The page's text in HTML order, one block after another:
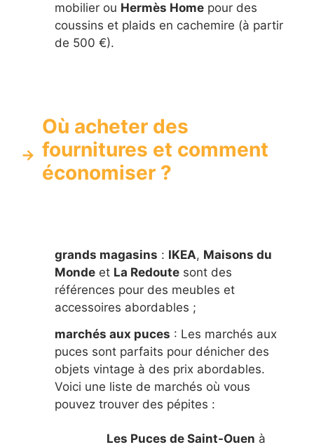
mobilier ou Hermès Home pour des
coussins et plaids en cachemire (à partir
de 500 €).
Où acheter des
fournitures et comment
économiser ?
grands magasins : IKEA, Maisons du
Monde et La Redoute sont des
références pour des meubles et
accessoires abordables ;
marchés aux puces : Les marchés aux
puces sont parfaits pour dénicher des
objets vintage à des prix abordables.
Voici une liste de marchés où vous
pouvez trouver des pépites :
Les Puces de Saint-Ouen à